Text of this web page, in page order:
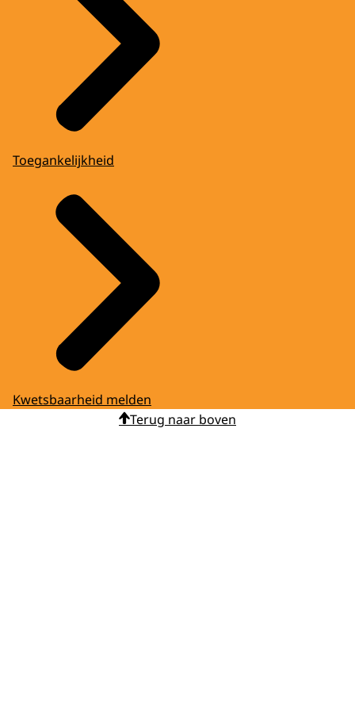
Toegankelijkheid
Kwetsbaarheid melden
Terug naar boven